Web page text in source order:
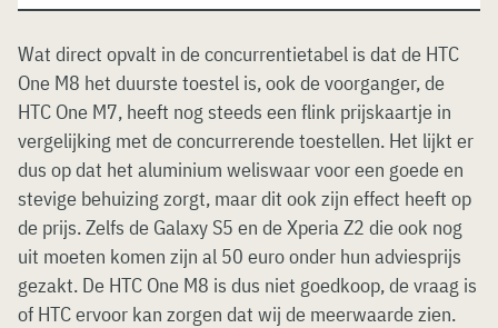
Wat direct opvalt in de concurrentietabel is dat de HTC
One M8 het duurste toestel is, ook de voorganger, de
HTC One M7, heeft nog steeds een flink prijskaartje in
vergelijking met de concurrerende toestellen. Het lijkt er
dus op dat het aluminium weliswaar voor een goede en
stevige behuizing zorgt, maar dit ook zijn effect heeft op
de prijs. Zelfs de Galaxy S5 en de Xperia Z2 die ook nog
uit moeten komen zijn al 50 euro onder hun adviesprijs
gezakt. De HTC One M8 is dus niet goedkoop, de vraag is
of HTC ervoor kan zorgen dat wij de meerwaarde zien.